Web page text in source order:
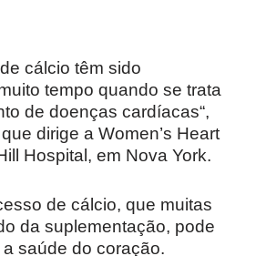
cálcio têm sido
tempo quando se trata
de doenças cardíacas“,
dirige a Women’s Heart
Hospital, em Nova York.
de cálcio, que muitas
da suplementação, pode
saúde do coração.